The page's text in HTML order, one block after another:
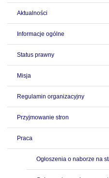
Aktualności
Informacje ogólne
Status prawny
Misja
Regulamin organizacyjny
Przyjmowanie stron
Praca
Ogłoszenia o naborze na